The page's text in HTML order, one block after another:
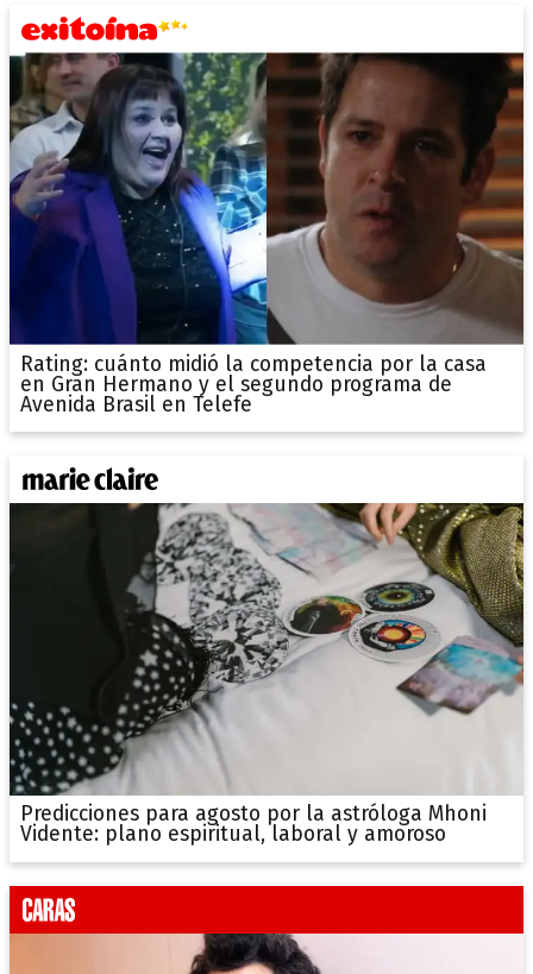
Rating: cuánto midió la competencia por la casa
en Gran Hermano y el segundo programa de
Avenida Brasil en Telefe
Predicciones para agosto por la astróloga Mhoni
Vidente: plano espiritual, laboral y amoroso